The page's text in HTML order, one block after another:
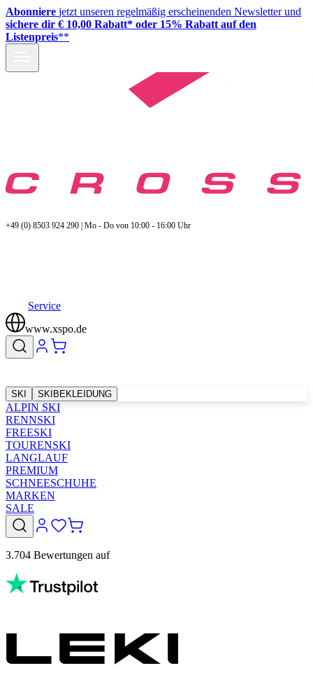
Abonniere jetzt unseren regelmäßig erscheinenden Newsletter und
sichere dir € 10,00 Rabatt* oder 15% Rabatt auf den
Listenpreis**
+49 (0) 8503 924 290 | Mo - Do von 10:00 - 16:00 Uhr
Service
www.xspo.de
SKI SKIBEKLEIDUNG
ALPIN SKI
RENNSKI
FREESKI
TOURENSKI
LANGLAUF
PREMIUM
SCHNEESCHUHE
MARKEN
SALE
3.704 Bewertungen auf